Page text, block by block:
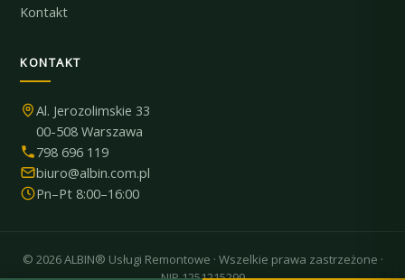
Kontakt
KONTAKT
Al. Jerozolimskie 33
00-508 Warszawa
798 696 119
biuro@albin.com.pl
Pn–Pt 8:00–16:00
© 2026 ALBIN® Usługi Remontowe · Wszelkie prawa zastrzeżone ·